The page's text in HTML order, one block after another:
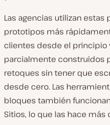
Las agencias utilizan
prototipos más
clientes desde el principio
parcialmente construidos
retoques sin tener que
desde cero. Las
bloques también
Sitios, lo que las hace